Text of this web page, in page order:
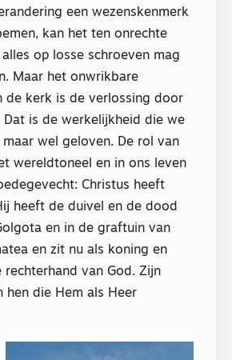
een wezenskenmerk
kan het ten onrechte
op losse schroeven mag
Maar het onwrikbare
de kerk is de verlossing door
Dat is de werkelijkheid die we
wel geloven. De rol van
wereldtoneel en in ons leven
Christus heeft
heeft de duivel en de dood
en in de graftuin van
en zit nu als koning en
rechterhand van God. Zijn
hen die Hem als Heer